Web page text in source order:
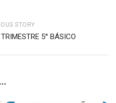
STORY
5° BÁSICO